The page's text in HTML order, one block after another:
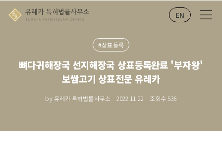
EN
#상표등록
뼈다귀해장국 선지해장국 상표등록완료 '부자왕'
보쌈고기 상표전문 유레카
by 유레카 특허법률사무소 2022.11.22 조회수536